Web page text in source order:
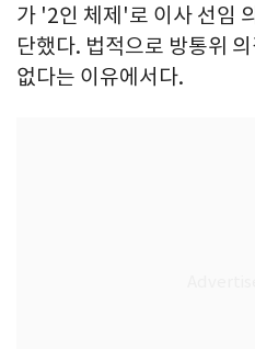
가 '2인 체제'로 이사 선임
단했다. 법적으로 방통위
없다는 이유에서다.